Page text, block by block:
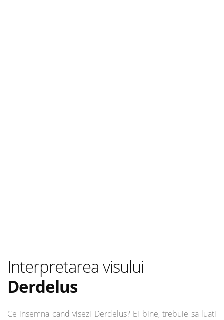
Interpretarea visului
Derdelus
Ce insemna cand visezi Derdelus? Ei bine, trebuie sa luati